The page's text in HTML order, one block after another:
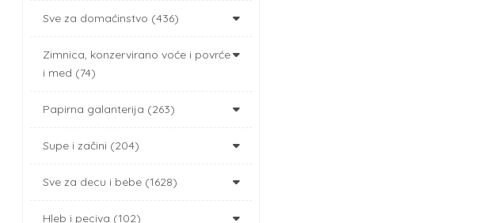
Sve za domaćinstvo (436)
Zimnica, konzervirano voće i povrće
i med (74)
Papirna galanterija (263)
Supe i začini (204)
Sve za decu i bebe (1628)
Hleb i peciva (102)